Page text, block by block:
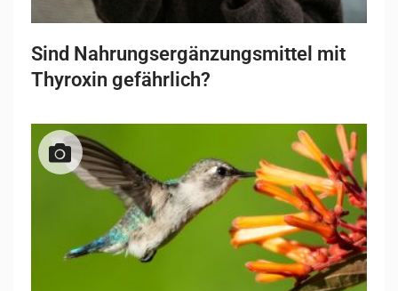
Sind Nahrungsergänzungsmittel mit
Thyroxin gefährlich?